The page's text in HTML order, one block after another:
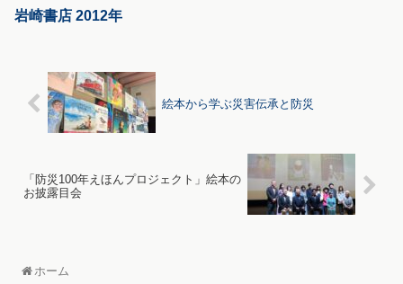
岩崎書店 2012年
絵本から学ぶ災害伝承と防災
「防災100年えほんプロジェクト」絵本の
お披露目会
ホーム